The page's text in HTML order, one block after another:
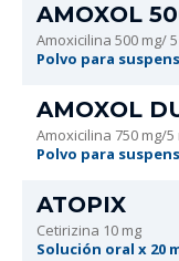
AMOXOL
Amoxicilina 500 mg/
Polvo para
AMOXOL
Amoxicilina 750 mg/5
Polvo para
ATOPIX
Cetirizina 10 mg
Solución oral x 20